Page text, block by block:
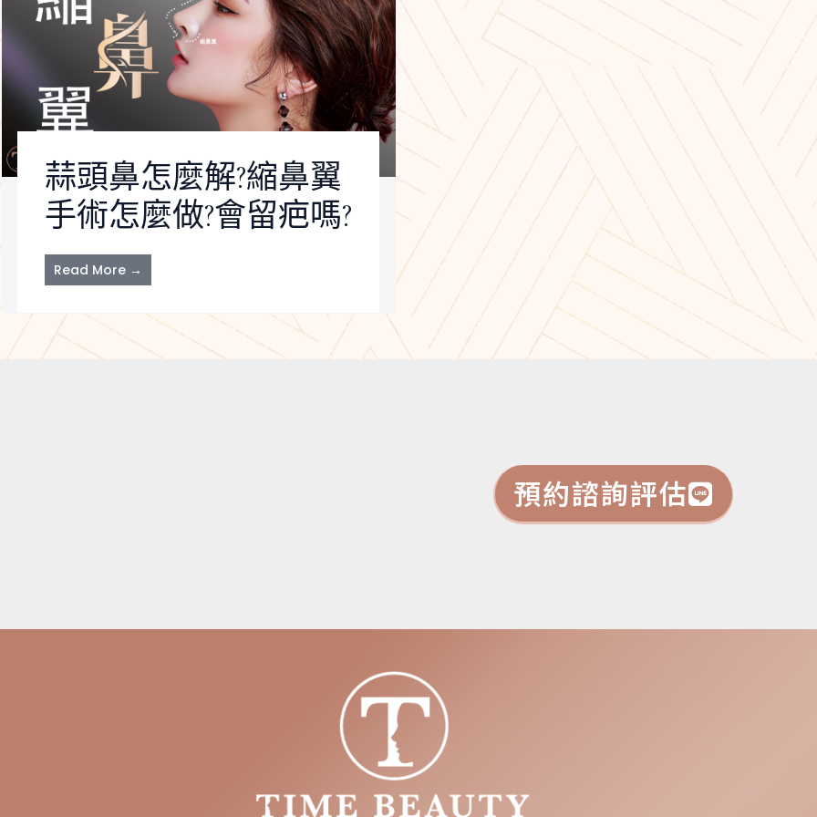
蒜頭鼻怎麼解?縮鼻翼
手術怎麼做?會留疤嗎?
Read More →
預約諮詢評估